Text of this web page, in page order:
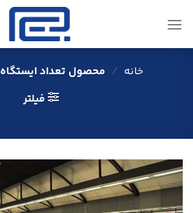
خانه / محصول تعداد ایستگاه
فیلتر